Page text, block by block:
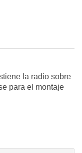
la radio sobre
para el montaje